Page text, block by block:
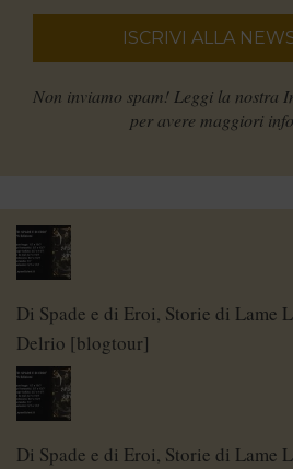
Non inviamo spam! Leggi la nostra
per avere maggiori
Di Spade e di Eroi, Storie di Lame
Delrio [blogtour]
Di Spade e di Eroi, Storie di Lame